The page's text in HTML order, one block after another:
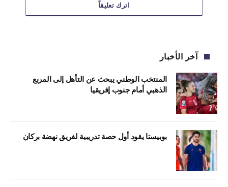
اترك تعليقاً
آخر الأخبار
المنتخب الوطني يبحث عن التأهل إلى المربع
الذهبي أمام جنوب إفريقيا
بوبيستا يقود أول حصة تدريبية لفريق نهضة بركان